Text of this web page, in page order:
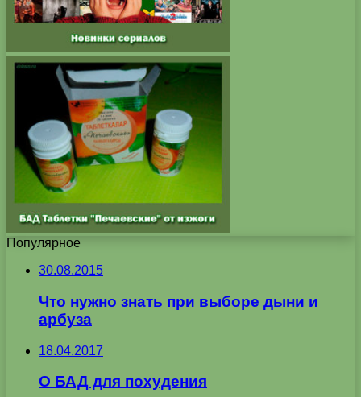
Популярное
30.08.2015
Что нужно знать при выборе дыни и
арбуза
18.04.2017
О БАД для похудения